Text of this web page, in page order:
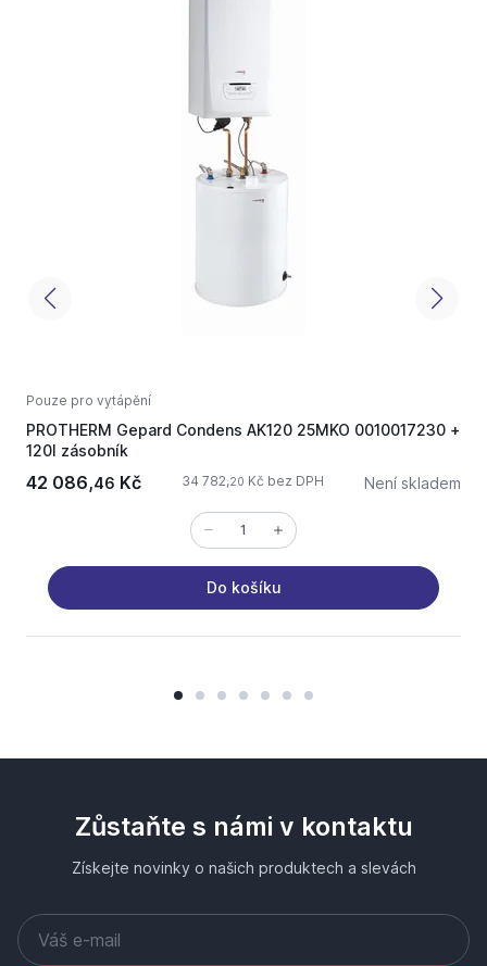
Pouze pro vytápění
PROTHERM Gepard Condens AK120 25MKO 0010017230 +
120l zásobník
42 086,46 Kč 34 782,20 Kč bez DPH Není skladem
Do košíku
Zůstaňte s námi v kontaktu
Získejte novinky o našich produktech a slevách